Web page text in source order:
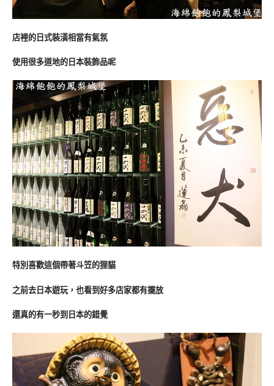
店裡的日式裝潢相當有氣氛
使用很多道地的日本裝飾品呢
特別喜歡這個帶著斗笠的狸貓
之前去日本遊玩，也看到好多店家都有擺放
還真的有一秒到日本的錯覺